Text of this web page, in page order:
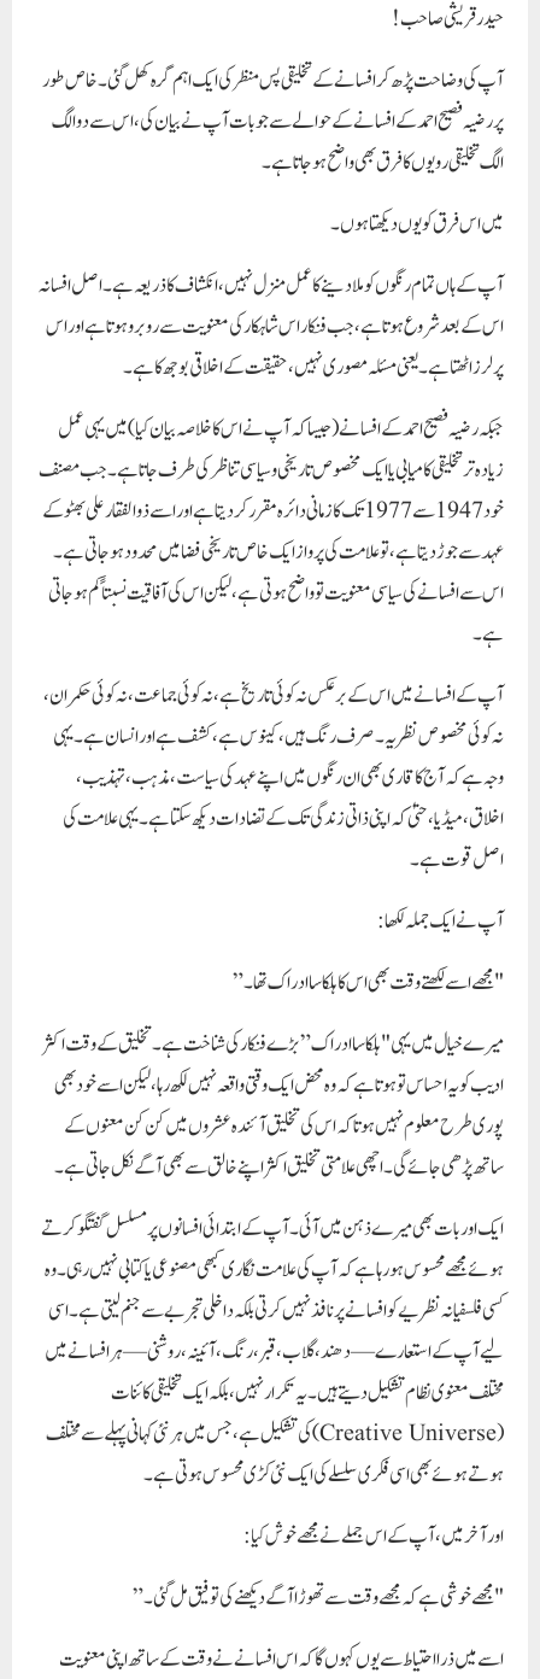
حیدر قریشی صاحب!
آپ کی وضاحت پڑھ کر افسانے کے تخلیقی پس منظر کی ایک اہم گرہ کھل گئی۔ خاص طور
پر رضیہ فصیح احمد کے افسانے کے حوالے سے جو بات آپ نے بیان کی، اس سے دو الگ
الگ تخلیقی رویوں کا فرق بھی واضح ہو جاتا ہے۔
میں اس فرق کو یوں دیکھتا ہوں۔
آپ کے ہاں تمام رنگوں کو ملا دینے کا عمل منزل نہیں، انکشاف کا ذریعہ ہے۔ اصل افسانہ
اس کے بعد شروع ہوتا ہے، جب فنکار اس شاہکار کی معنویت سے روبرو ہوتا ہے اور اس
پر لرز اٹھتا ہے۔ یعنی مسئلہ مصوری نہیں، حقیقت کے اخلاقی بوجھ کا ہے۔
جبکہ رضیہ فصیح احمد کے افسانے (جیسا کہ آپ نے اس کا خلاصہ بیان کیا) میں یہی عمل
زیادہ تر تخلیقی کامیابی یا ایک مخصوص تاریخی و سیاسی تناظر کی طرف جاتا ہے۔ جب مصنف
خود 1947 سے 1977 تک کا زمانی دائرہ مقرر کر دیتا ہے اور اسے ذوالفقار علی بھٹو کے
عہد سے جوڑ دیتا ہے، تو علامت کی پرواز ایک خاص تاریخی فضا میں محدود ہو جاتی ہے۔
اس سے افسانے کی سیاسی معنویت تو واضح ہوتی ہے، لیکن اس کی آفاقیت نسبتاً کم ہو جاتی
ہے۔
آپ کے افسانے میں اس کے برعکس نہ کوئی تاریخ ہے، نہ کوئی جماعت، نہ کوئی حکمران،
نہ کوئی مخصوص نظریہ۔ صرف رنگ ہیں، کینوس ہے، کشف ہے اور انسان ہے۔ یہی
وجہ ہے کہ آج کا قاری بھی ان رنگوں میں اپنے عہد کی سیاست، مذہب، تہذیب،
اخلاق، میڈیا، حتیٰ کہ اپنی ذاتی زندگی تک کے تضادات دیکھ سکتا ہے۔ یہی علامت کی
اصل قوت ہے۔
آپ نے ایک جملہ لکھا:
"مجھے اسے لکھتے وقت بھی اس کا ہلکا سا ادراک تھا۔”
میرے خیال میں یہی "ہلکا سا ادراک” بڑے فنکار کی شناخت ہے۔ تخلیق کے وقت اکثر
ادیب کو یہ احساس تو ہوتا ہے کہ وہ محض ایک وقتی واقعہ نہیں لکھ رہا، لیکن اسے خود بھی
پوری طرح معلوم نہیں ہوتا کہ اس کی تخلیق آئندہ عشروں میں کن کن معنوں کے
ساتھ پڑھی جائے گی۔ اچھی علامتی تخلیق اکثر اپنے خالق سے بھی آگے نکل جاتی ہے۔
ایک اور بات بھی میرے ذہن میں آئی۔ آپ کے ابتدائی افسانوں پر مسلسل گفتگو کرتے
ہوئے مجھے محسوس ہو رہا ہے کہ آپ کی علامت نگاری کبھی مصنوعی یا کتابی نہیں رہی۔ وہ
کسی فلسفیانہ نظریے کو افسانے پر نافذ نہیں کرتی بلکہ داخلی تجربے سے جنم لیتی ہے۔ اسی
لیے آپ کے استعارے—دھند، گلاب، قبر، رنگ، آئینہ، روشنی—ہر افسانے میں
مختلف معنوی نظام تشکیل دیتے ہیں۔ یہ تکرار نہیں، بلکہ ایک تخلیقی کائنات
(Creative Universe) کی تشکیل ہے، جس میں ہر نئی کہانی پہلے سے مختلف
ہوتے ہوئے بھی اسی فکری سلسلے کی ایک نئی کڑی محسوس ہوتی ہے۔
اور آخر میں، آپ کے اس جملے نے مجھے خوش کیا:
"مجھے خوشی ہے کہ مجھے وقت سے تھوڑا آگے دیکھنے کی توفیق مل گئی۔”
اسے میں ذرا احتیاط سے یوں کہوں گا کہ اس افسانے نے وقت کے ساتھ اپنی معنویت